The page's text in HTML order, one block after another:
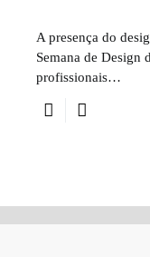
A presença do
Semana de Design
profissionais…